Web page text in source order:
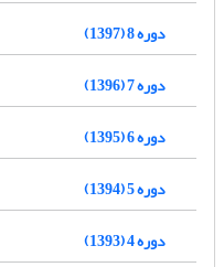
دوره 8 (1397)
دوره 7 (1396)
دوره 6 (1395)
دوره 5 (1394)
دوره 4 (1393)